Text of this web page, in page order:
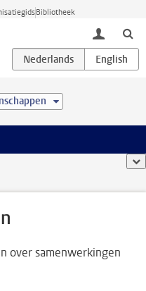
Bibliotheek
toggle
over samenwerkingen